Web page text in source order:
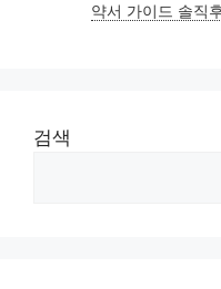
약서 가이드 솔직
검색